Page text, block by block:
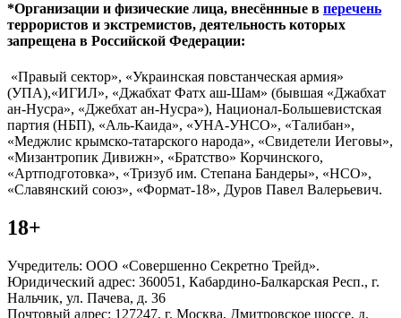
*Организации и физические лица, внесённные в перечень
террористов и экстремистов, деятельность которых
запрещена в Российской Федерации:
«Правый сектор», «Украинская повстанческая армия»
(УПА),«ИГИЛ», «Джабхат Фатх аш-Шам» (бывшая «Джабхат
ан-Нусра», «Джебхат ан-Нусра»), Национал-Большевистская
партия (НБП), «Аль-Каида», «УНА-УНСО», «Талибан»,
«Меджлис крымско-татарского народа», «Свидетели Иеговы»,
«Мизантропик Дивижн», «Братство» Корчинского,
«Артподготовка», «Тризуб им. Степана Бандеры», «НСО»,
«Славянский союз», «Формат-18», Дуров Павел Валерьевич.
18+
Учредитель: ООО «Совершенно Секретно Трейд».
Юридический адрес: 360051, Кабардино-Балкарская Респ., г.
Нальчик, ул. Пачева, д. 36
Почтовый адрес: 127247, г. Москва, Дмитровское шоссе, д.